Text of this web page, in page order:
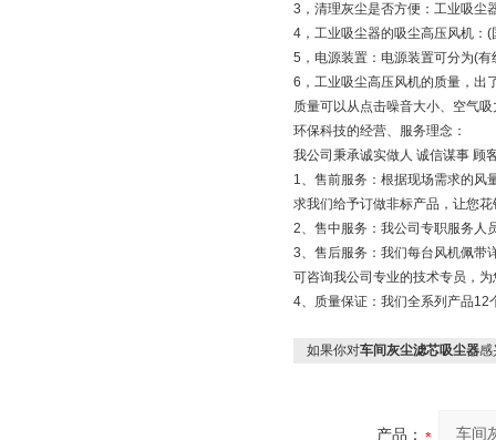
3，清理灰尘是否方便：工业吸尘
4，工业吸尘器的吸尘高压风机：
5，电源装置：电源装置可分为(
6，工业吸尘高压风机的质量，出
质量可以从点击噪音大小、空气
环保科技的经营、服务理念：
我公司秉承诚实做人 诚信谋事 顾
1、售前服务：根据现场需求的风
求我们给予订做非标产品，让您
2、售中服务：我公司专职服务人
3、售后服务：我们每台风机佩带
可咨询我公司专业的技术专员，
4、质量保证：我们全系列产品12
如果你对车间灰尘滤芯吸尘器感
产品：